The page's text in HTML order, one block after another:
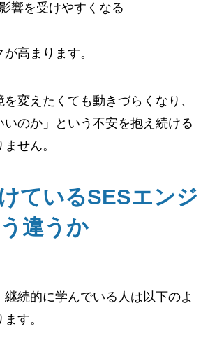
響を受けやすくなる
高まります。
変えたくても動きづらくなり、
いのか」という不安を抱え続ける
せん。
ているSESエンジ
違うか
継続的に学んでいる人は以下のよ
す。